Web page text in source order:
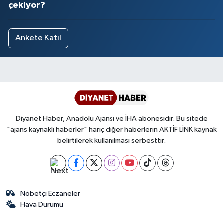
çekiyor?
Ankete Katıl
Diyanet Haber, Anadolu Ajansı ve İHA abonesidir. Bu sitede
"ajans kaynaklı haberler" hariç diğer haberlerin AKTİF LİNK kaynak
belirtilerek kullanılması serbesttir.
Nöbetçi Eczaneler
Hava Durumu